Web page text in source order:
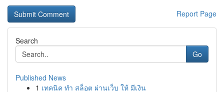
Report Page
Search
Go
Published News
1 เทคนิค ทำ สล็อต ผ่านเว็บ ให้ มีเงิน